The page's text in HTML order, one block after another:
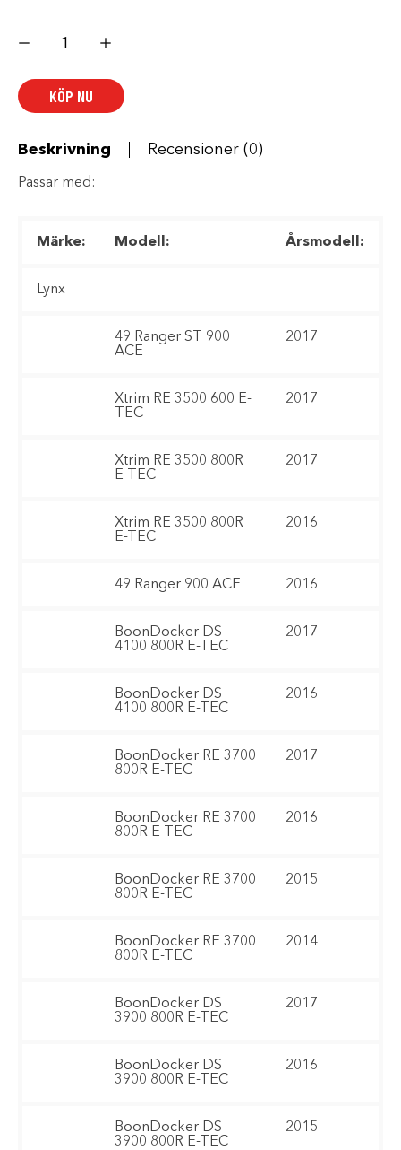
DS
KÖP NU
Beskrivning Recensioner (0)
Passar med:
Märke: Modell: Årsmodell:
Lynx
49 Ranger ST 900
ACE
2017
Xtrim RE 3500 600 E-
TEC
2017
Xtrim RE 3500 800R
E-TEC
2017
Xtrim RE 3500 800R
E-TEC
2016
49 Ranger 900 ACE 2016
BoonDocker DS
4100 800R E-TEC
2017
BoonDocker DS
4100 800R E-TEC
2016
BoonDocker RE 3700
800R E-TEC
2017
BoonDocker RE 3700
800R E-TEC
2016
BoonDocker RE 3700
800R E-TEC
2015
BoonDocker RE 3700
800R E-TEC
2014
BoonDocker DS
3900 800R E-TEC
2017
BoonDocker DS
3900 800R E-TEC
2016
BoonDocker DS
3900 800R E-TEC
2015